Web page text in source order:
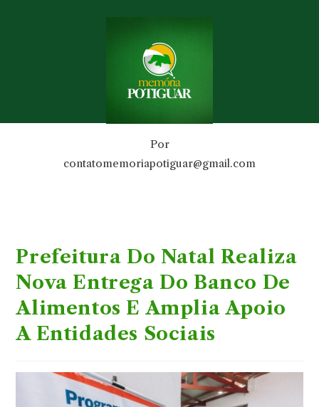
Por
contatomemoriapotiguar@gmail.com
Prefeitura Do Natal Realiza
Nova Entrega Do Banco De
Alimentos E Amplia Apoio
A Entidades Sociais